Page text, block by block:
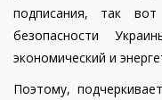
подписания, так
безопасности
экономический и
Поэтому,